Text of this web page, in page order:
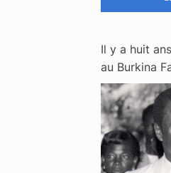
Il y a huit
au Burkina